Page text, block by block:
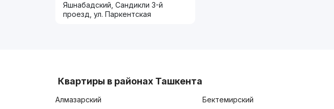
Яшнабадский, Сандикли 3-й
проезд, ул. Паркентская
Квартиры в районах Ташкента
Алмазарский Бектемирский